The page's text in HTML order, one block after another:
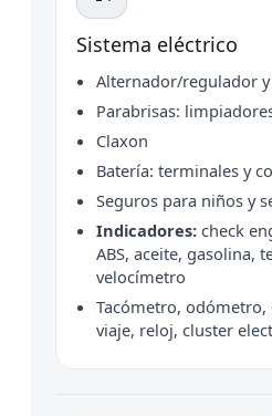
Sistema eléctrico
Alternador/regulador
Parabrisas:
Claxon
Batería: terminales y
Seguros para niños y
Indicadores: check
ABS, aceite, gasolina,
velocímetro
Tacómetro,
viaje, reloj, cluster